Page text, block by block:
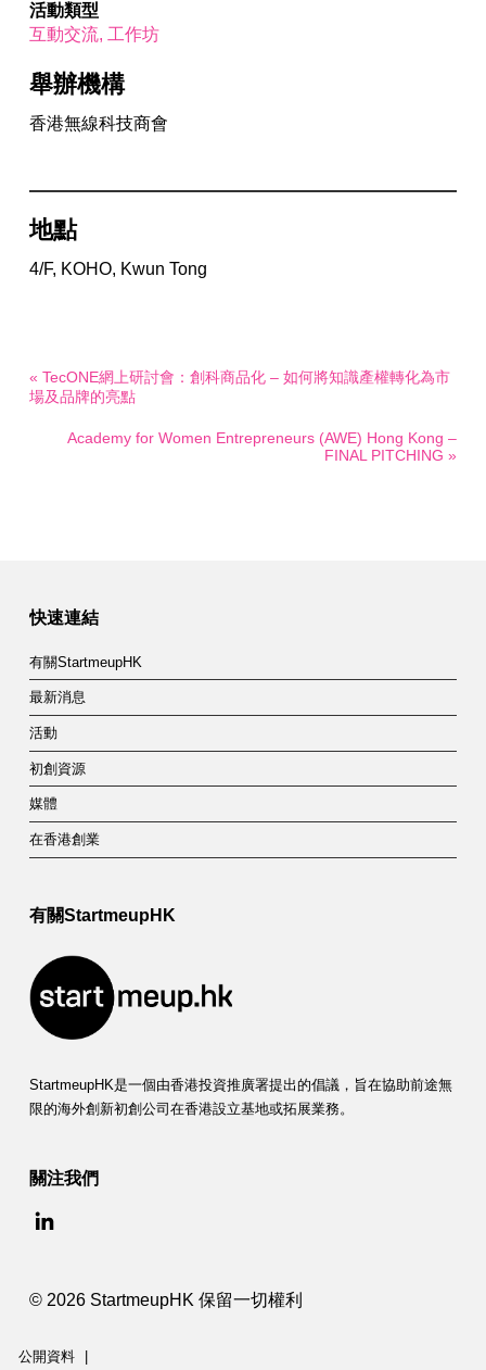
活動類型
互動交流 工作坊
舉辦機構
香港無線科技商會
地點
4/F, KOHO, Kwun Tong
« TecONE網上研討會：創科商品化 – 如何將知識產權轉化為市
場及品牌的亮點
Academy for Women Entrepreneurs (AWE) Hong Kong –
FINAL PITCHING »
快速連結
有關StartmeupHK
最新消息
活動
初創資源
媒體
在香港創業
有關StartmeupHK
StartmeupHK是一個由香港投資推廣署提出的倡議，旨在協助前途無
限的海外創新初創公司在香港設立基地或拓展業務。
關注我們
© 2026 StartmeupHK 保留一切權利
公開資料